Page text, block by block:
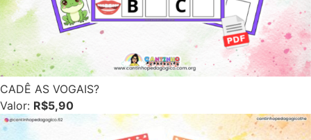
CADÊ AS VOGAIS?
Valor: R$5,90